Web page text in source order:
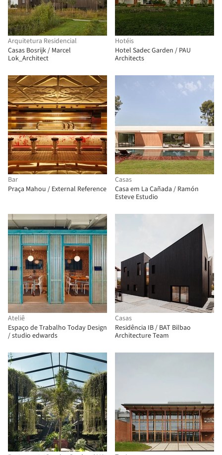
Arquitetura Residencial
Casas Bosrijk / Marcel
Lok_Architect
Hotéis
Hotel Sadec Garden / PAU
Architects
Bar
Praça Mahou / External Reference
Casas
Casa em La Cañada / Ramón
Esteve Estudio
Ateliê
Espaço de Trabalho Today Design
/ studio edwards
Casas
Residência IB / BAT Bilbao
Architecture Team